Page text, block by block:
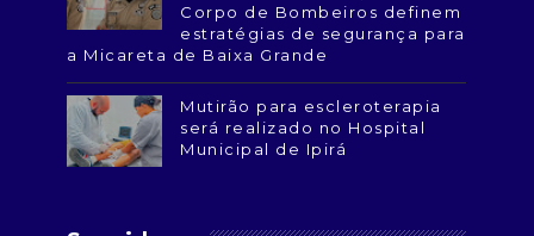
Corpo de Bombeiros definem
estratégias de segurança para
a Micareta de Baixa Grande
Mutirão para escleroterapia
será realizado no Hospital
Municipal de Ipirá